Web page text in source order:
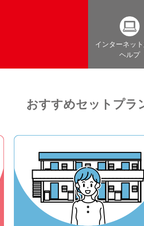
インターネッ
ヘルプ
おすすめセットプラ